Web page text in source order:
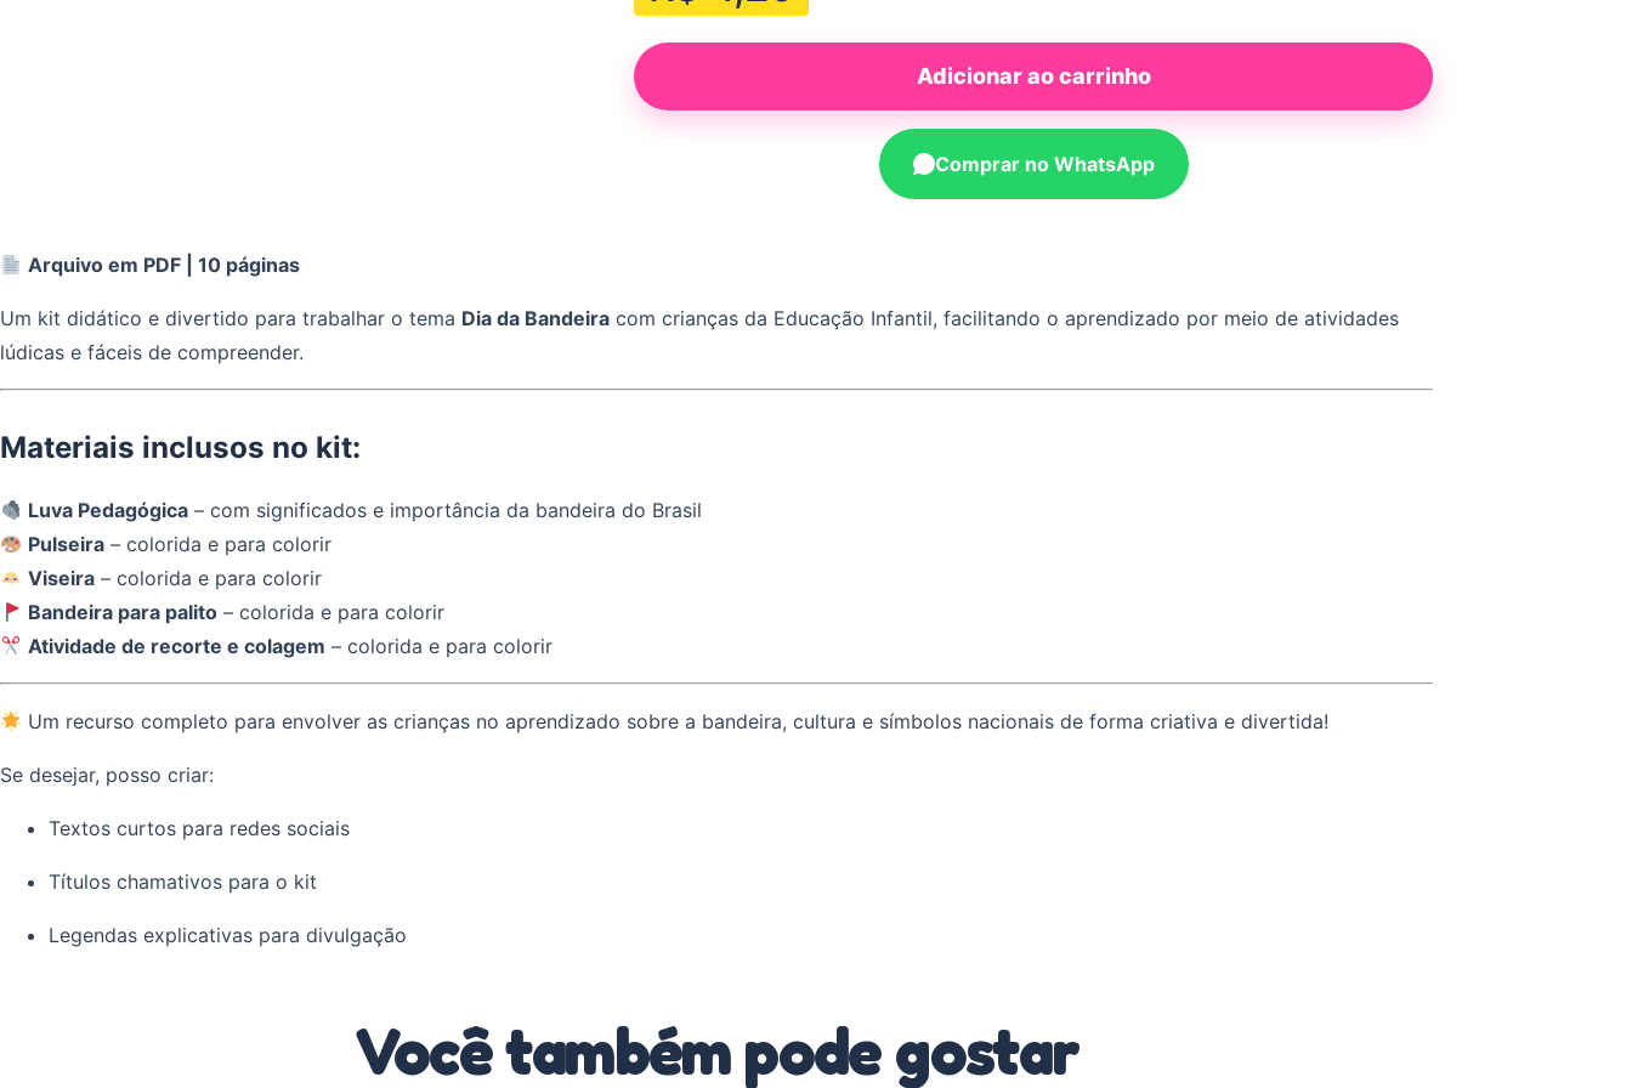
Adicionar ao carrinho
Comprar no WhatsApp
Arquivo em PDF | 10 páginas
Um kit didático e divertido para trabalhar o tema Dia da Bandeira com crianças da Educação Infantil, facilitando o aprendizado por meio de atividades
lúdicas e fáceis de compreender.
Materiais inclusos no kit:
Luva Pedagógica – com significados e importância da bandeira do Brasil
Pulseira – colorida e para colorir
Viseira – colorida e para colorir
Bandeira para palito – colorida e para colorir
Atividade de recorte e colagem – colorida e para colorir
Um recurso completo para envolver as crianças no aprendizado sobre a bandeira, cultura e símbolos nacionais de forma criativa e divertida!
Se desejar, posso criar:
Textos curtos para redes sociais
Títulos chamativos para o kit
Legendas explicativas para divulgação
Você também pode gostar